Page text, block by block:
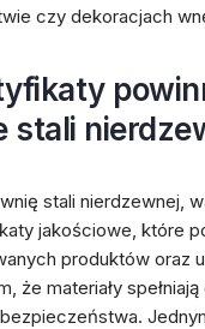
czy dekoracjach
stali
stali nierdzewnej,
jakościowe, które
produktów oraz
że materiały